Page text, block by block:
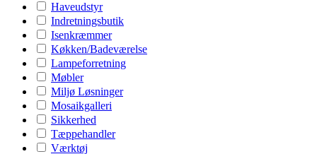
Haveudstyr
Indretningsbutik
Isenkræmmer
Køkken/Badeværelse
Lampeforretning
Møbler
Miljø Løsninger
Mosaikgalleri
Sikkerhed
Tæppehandler
Værktøj